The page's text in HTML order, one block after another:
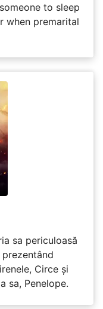
to sleep
when premarital
sa periculoasă
Circe și
sa, Penelope.